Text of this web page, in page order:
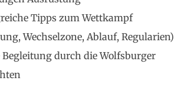
Tipps zum Wettkampf
Wechselzone, Ablauf, Regularien)
Begleitung durch die Wolfsburger